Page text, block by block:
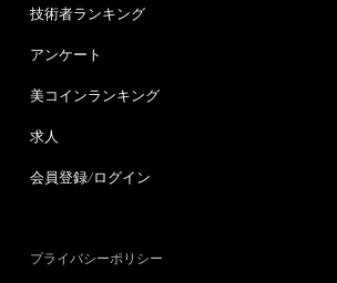
技術者ランキング
アンケート
美コインランキング
求人
会員登録/ログイン
プライバシーポリシー